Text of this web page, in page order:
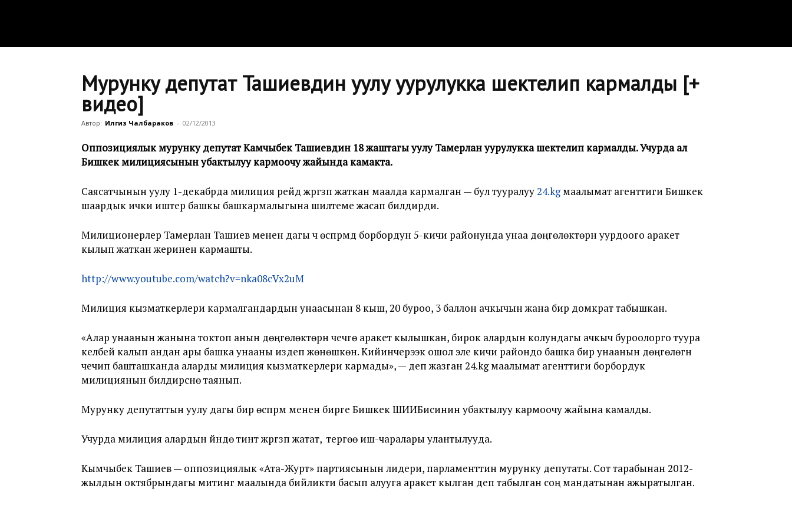
Мурунку депутат Ташиевдин уулу уурулукка шектелип кармалды [+
видео]
Автор: Илгиз Чалбараков - 02/12/2013
Оппозициялык мурунку депутат Камчыбек Ташиевдин 18 жаштагы уулу Тамерлан уурулукка шектелип кармалды. Учурда ал
Бишкек милициясынын убактылуу кармоочу жайында камакта.
Саясатчынын уулу 1-декабрда милиция рейд жүргүзүп жаткан маалда кармалган — бул тууралуу24.kgмаалымат агенттиги Бишкек
шаардык ички иштер башкы башкармалыгына шилтеме жасап билдирди.
Милиционерлер Тамерлан Ташиев менен дагы үч өспүрүмдү борбордун 5-кичи районунда унаа дөңгөлөктөрүн уурдоого аракет
кылып жаткан жеринен кармашты.
http://www.youtube.com/watch?v=nka08cVx2uM
Милиция кызматкерлери кармалгандардын унаасынан 8 кыш, 20 буроо, 3 баллон ачкычын жана бир домкрат табышкан.
«Алар унаанын жанына токтоп анын дөңгөлөктөрүн чечүүгө аракет кылышкан, бирок алардын колундагы ачкыч буроолорго туура
келбей калып андан ары башка унааны издеп жөнөшкөн. Кийинчерээк ошол эле кичи райондо башка бир унаанын дөңгөлөгүн
чечип башташканда аларды милиция кызматкерлери кармады», — деп жазган 24.kg маалымат агенттиги борбордук
милициянын билдирүүсүнө таянып.
Мурунку депутаттын уулу дагы бир өспүрүм менен бирге Бишкек ШИИБисинин убактылуу кармоочу жайына камалды.
Учурда милиция алардын үйүндө тинтүү жүргүзүп жатат, тергөө иш-чаралары улантылууда.
Кымчыбек Ташиев — оппозициялык «Ата-Журт» партиясынын лидери, парламенттин мурунку депутаты. Сот тарабынан 2012-
жылдын октябрындагы митинг маалында бийликти басып алууга аракет кылган деп табылган соң мандатынан ажыратылган.